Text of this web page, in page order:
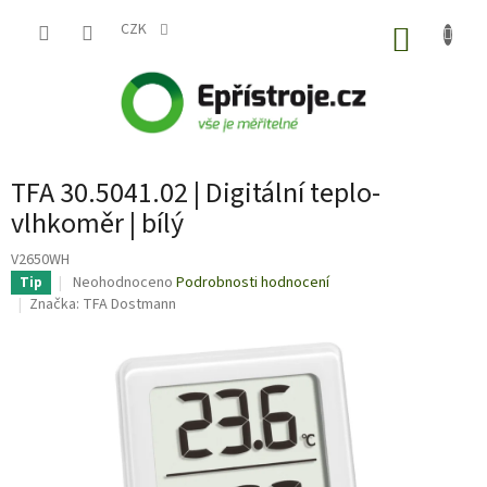
CZK
TFA 30.5041.02 | Digitální teplo-
vlhkoměr | bílý
V2650WH
Tip
Průměrné
hodnocení
Neohodnoceno Podrobnosti hodnocení
Značka: TFA Dostmann